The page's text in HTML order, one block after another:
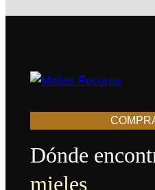
Dónde
mieles